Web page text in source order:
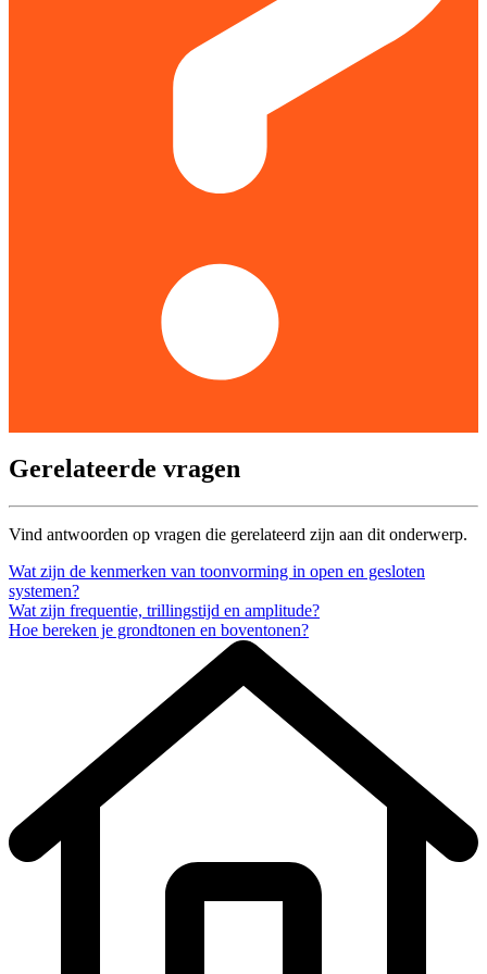
Gerelateerde vragen
Vind antwoorden op vragen die gerelateerd zijn aan dit onderwerp.
Wat zijn de kenmerken van toonvorming in open en gesloten
systemen?
Wat zijn frequentie, trillingstijd en amplitude?
Hoe bereken je grondtonen en boventonen?